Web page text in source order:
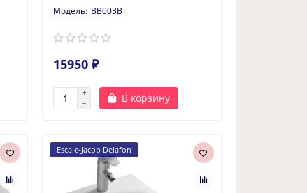
BB003B
15950 ₽
В корзину
Escale-Jacob Delafon